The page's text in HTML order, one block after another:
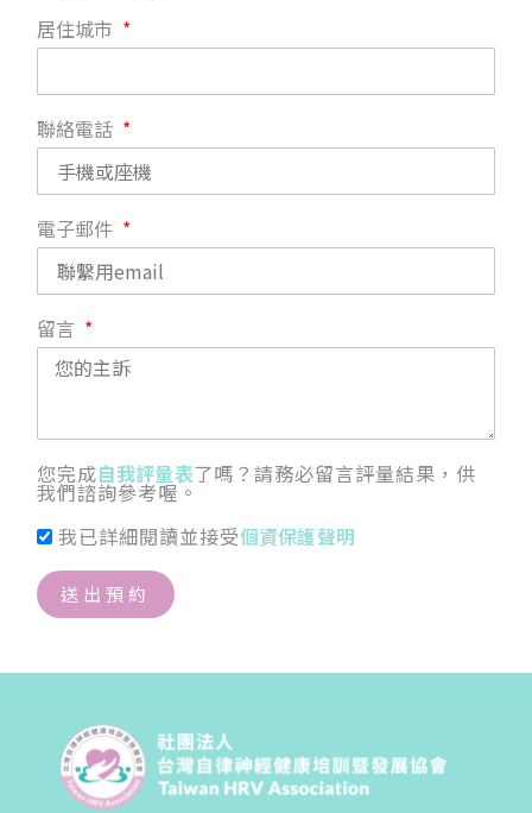
居住城市
聯絡電話
電子郵件
留言
您完成自我評量表了嗎？請務必留言評量結果，供
我們諮詢參考喔。
我已詳細閱讀並接受個資保護聲明
送出預約